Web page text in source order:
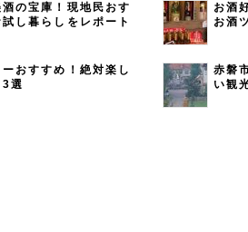
の宝庫！現地民おす
し暮らしをレポート
お酒
お酒
おすすめ！絶対楽し
3選
赤磐
い観